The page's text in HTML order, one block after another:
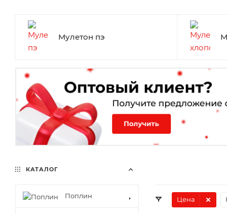
Мулетон пэ
Цена
КАТАЛОГ
Поплин